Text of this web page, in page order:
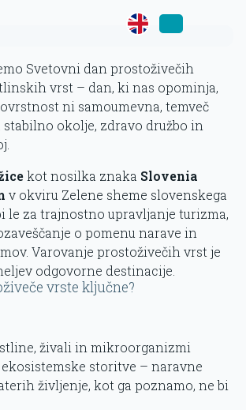
Svetovni dan prostoživečih
vrst – dan, ki nas opominja,
ni samoumevna, temveč
okolje, zdravo družbo in
kot nosilka znaka Slovenia
v okviru Zelene sheme slovenskega
le za trajnostno upravljanje turizma,
o pomenu narave in
Varovanje prostoživečih vrst je
odgovorne destinacije.
vrste ključne?
živali in mikroorganizmi
storitve – naravne
življenje, kot ga poznamo, ne bi